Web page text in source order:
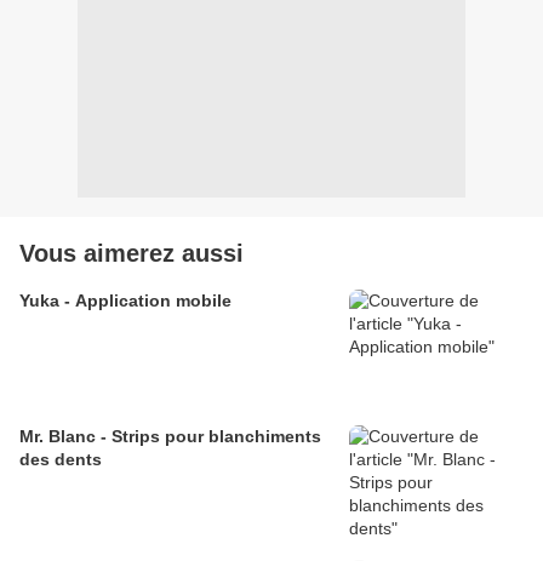
Vous aimerez aussi
Yuka - Application mobile
Mr. Blanc - Strips pour blanchiments
des dents